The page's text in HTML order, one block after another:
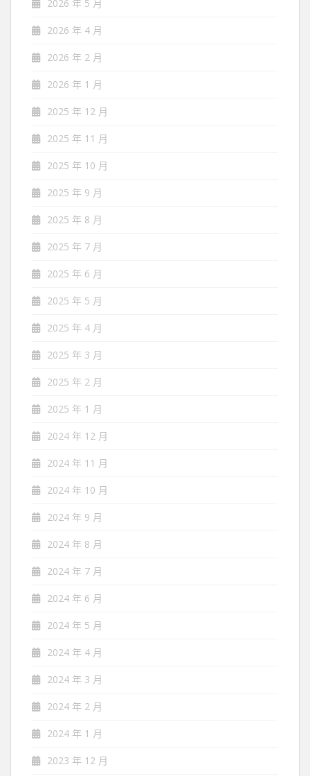
2026 年 5 月
2026 年 4 月
2026 年 2 月
2026 年 1 月
2025 年 12 月
2025 年 11 月
2025 年 10 月
2025 年 9 月
2025 年 8 月
2025 年 7 月
2025 年 6 月
2025 年 5 月
2025 年 4 月
2025 年 3 月
2025 年 2 月
2025 年 1 月
2024 年 12 月
2024 年 11 月
2024 年 10 月
2024 年 9 月
2024 年 8 月
2024 年 7 月
2024 年 6 月
2024 年 5 月
2024 年 4 月
2024 年 3 月
2024 年 2 月
2024 年 1 月
2023 年 12 月